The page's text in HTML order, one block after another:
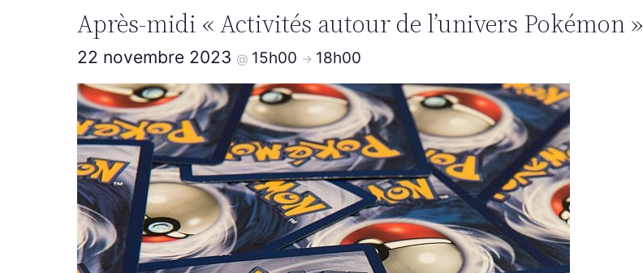
Après-midi « Activités autour de l’univers Pokémon »
22 novembre 2023 @ 15h00 -> 18h00